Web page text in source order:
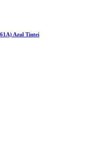
Azul Tintei